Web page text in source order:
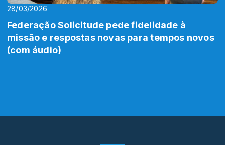
28/03/2026
Federação Solicitude pede fidelidade à
missão e respostas novas para tempos novos
(com áudio)